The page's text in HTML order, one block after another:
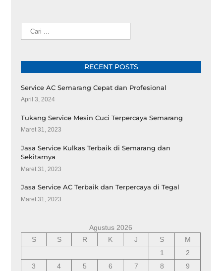
Cari
RECENT POSTS
Service AC Semarang Cepat dan Profesional
April 3, 2024
Tukang Service Mesin Cuci Terpercaya Semarang
Maret 31, 2023
Jasa Service Kulkas Terbaik di Semarang dan
Sekitarnya
Maret 31, 2023
Jasa Service AC Terbaik dan Terpercaya di Tegal
Maret 31, 2023
Agustus 2026
S
S R K J S
M
1
2
3
4 5 6 7 8
9